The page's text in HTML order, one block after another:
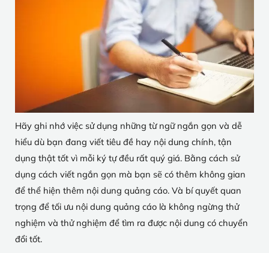
Hãy ghi nhớ việc sử dụng những từ ngữ ngắn gọn và dễ
hiểu dù bạn đang viết tiêu đề hay nội dung chính, tận
dụng thật tốt vì mỗi ký tự đều rất quý giá. Bằng cách sử
dụng cách viết ngắn gọn mà bạn sẽ có thêm không gian
để thể hiện thêm nội dung quảng cáo. Và bí quyết quan
trọng để tối ưu nội dung quảng cáo là không ngừng thử
nghiệm và thử nghiệm để tìm ra được nội dung có chuyển
đổi tốt.